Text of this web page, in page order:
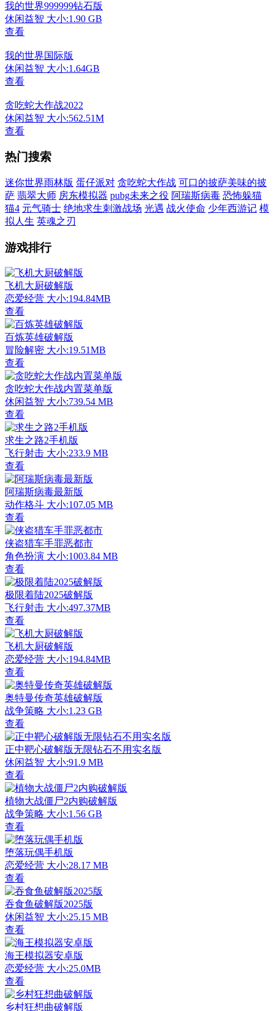
我的世界999999钻石版
休闲益智 大小:1.90 GB
查看
我的世界国际版
休闲益智 大小:1.64GB
查看
贪吃蛇大作战2022
休闲益智 大小:562.51M
查看
热门搜索
迷你世界雨林版 蛋仔派对 贪吃蛇大作战 可口的披萨美味的披
萨 翡翠大师 房东模拟器 pubg未来之役 阿瑞斯病毒 恐怖躲猫
猫4 元气骑士 绝地求生刺激战场 光遇 战火使命 少年西游记 模
拟人生 英魂之刃
游戏排行
飞机大厨破解版
恋爱经营 大小:194.84MB
查看
百炼英雄破解版
冒险解密 大小:19.51MB
查看
贪吃蛇大作战内置菜单版
休闲益智 大小:739.54 MB
查看
求生之路2手机版
飞行射击 大小:233.9 MB
查看
阿瑞斯病毒最新版
动作格斗 大小:107.05 MB
查看
侠盗猎车手罪恶都市
角色扮演 大小:1003.84 MB
查看
极限着陆2025破解版
飞行射击 大小:497.37MB
查看
飞机大厨破解版
恋爱经营 大小:194.84MB
查看
奥特曼传奇英雄破解版
战争策略 大小:1.23 GB
查看
正中靶心破解版无限钻石不用实名版
休闲益智 大小:91.9 MB
查看
植物大战僵尸2内购破解版
战争策略 大小:1.56 GB
查看
堕落玩偶手机版
恋爱经营 大小:28.17 MB
查看
吞食鱼破解版2025版
休闲益智 大小:25.15 MB
查看
海王模拟器安卓版
恋爱经营 大小:25.0MB
查看
乡村狂想曲破解版